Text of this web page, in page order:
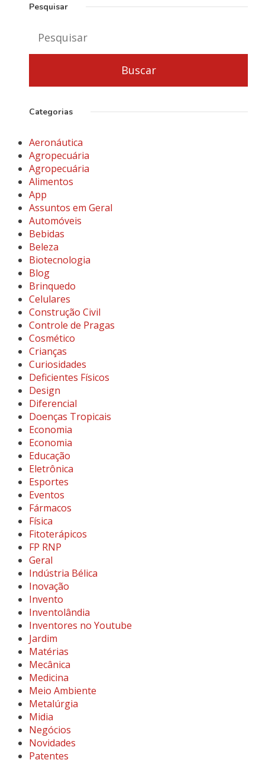
Pesquisar
Categorias
Aeronáutica
Agropecuária
Agropecuária
Alimentos
App
Assuntos em Geral
Automóveis
Bebidas
Beleza
Biotecnologia
Blog
Brinquedo
Celulares
Construção Civil
Controle de Pragas
Cosmético
Crianças
Curiosidades
Deficientes Físicos
Design
Diferencial
Doenças Tropicais
Economia
Economia
Educação
Eletrônica
Esportes
Eventos
Fármacos
Física
Fitoterápicos
FP RNP
Geral
Indústria Bélica
Inovação
Invento
Inventolândia
Inventores no Youtube
Jardim
Matérias
Mecânica
Medicina
Meio Ambiente
Metalúrgia
Midia
Negócios
Novidades
Patentes